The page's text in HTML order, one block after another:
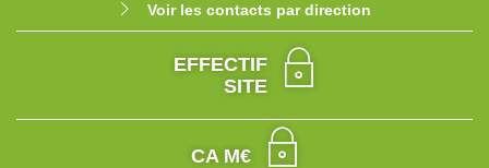
Voir les contacts par direction
EFFECTIF
SITE
CA M€